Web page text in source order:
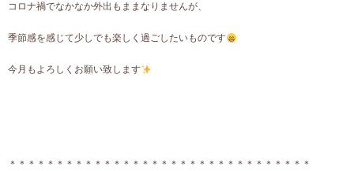
コロナ禍でなかなか外出もままなりませんが、
季節感を感じて少しでも楽しく過ごしたいものです
今月もよろしくお願い致します
＊＊＊＊＊＊＊＊＊＊＊＊＊＊＊＊＊＊＊＊＊＊＊＊＊＊＊＊＊＊＊＊